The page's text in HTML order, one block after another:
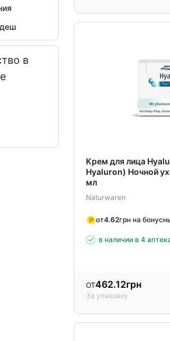
в
Крем для лица
Hyaluron) Ночной
мл
Naturwaren
от4.62грн на
в наличии в 4
от462.12грн
За упаковку